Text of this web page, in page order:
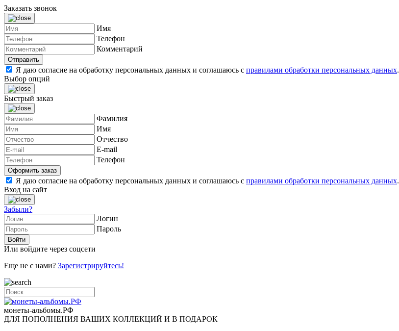
Заказать звонок
Имя
Телефон
Комментарий
Я даю согласие на обработку персональных данных и соглашаюсь с правилами обработки персональных данных.
Выбор опций
Быстрый заказ
Фамилия
Имя
Отчество
E-mail
Телефон
Я даю согласие на обработку персональных данных и соглашаюсь с правилами обработки персональных данных.
Вход на сайт
Забыли?
Логин
Пароль
Или войдите через соцсети
Еще не с нами? Зарегистрируйтесь!
монеты-альбомы.РФ
ДЛЯ ПОПОЛНЕНИЯ ВАШИХ КОЛЛЕКЦИЙ И В ПОДАРОК